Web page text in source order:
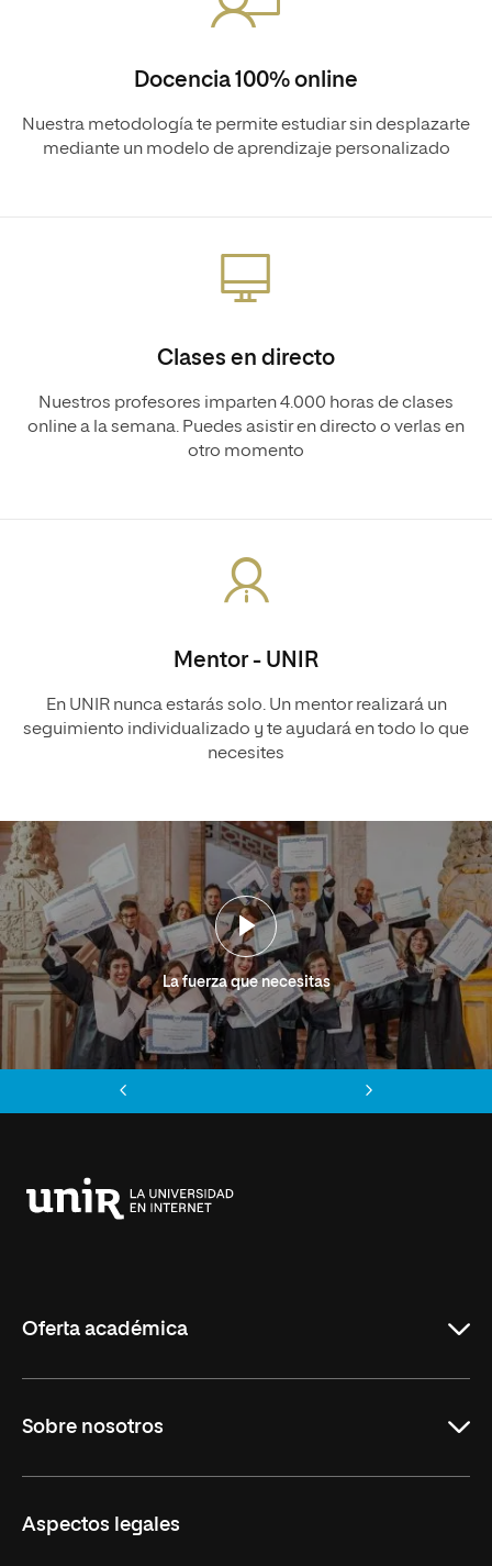
Docencia 100% online
Nuestra metodología te permite estudiar sin desplazarte
mediante un modelo de aprendizaje personalizado
Clases en directo
Nuestros profesores imparten 4.000 horas de clases
online a la semana. Puedes asistir en directo o verlas en
otro momento
Mentor - UNIR
En UNIR nunca estarás solo. Un mentor realizará un
seguimiento individualizado y te ayudará en todo lo que
necesites
La fuerza que necesitas
Oferta académica
Másteres Oficiales
Doctorados
Sobre nosotros
Facultades
Aspectos legales